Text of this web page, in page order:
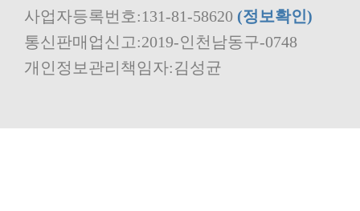
사업자등록번호:131-81-58620 (정보확인)
통신판매업신고:2019-인천남동구-0748
개인정보관리책임자:김성균